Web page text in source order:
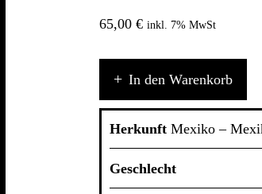
65,00 € inkl. 7% MwSt
Pallas
Mexiko
Weibchen
In den Warenkorb
Herkunft Mexiko –
Geschlecht